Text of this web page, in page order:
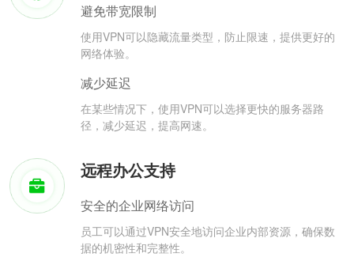
避免带宽限制
使用VPN可以隐藏流量类型，防止限速，提供更好的
网络体验。
减少延迟
在某些情况下，使用VPN可以选择更快的服务器路
径，减少延迟，提高网速。
远程办公支持
安全的企业网络访问
员工可以通过VPN安全地访问企业内部资源，确保数
据的机密性和完整性。